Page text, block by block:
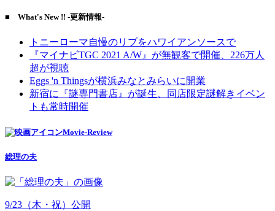
■ What's New !! -更新情報-
トニーローマ自慢のリブをハワイアンソースで
『マイナビTGC 2021 A/W』が無観客で開催、226万人
超が視聴
Eggs 'n Thingsが横浜みなとみらいに開業
新宿に『謎専門書店』が誕生、同店限定謎解きイベン
トも常時開催
Movie-Review
総理の夫
9/23（木・祝）公開